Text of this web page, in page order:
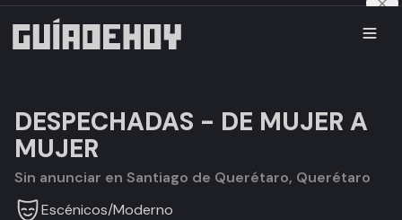
DESPECHADAS - DE MUJER A
MUJER
Sin anunciar en Santiago de Querétaro, Querétaro
Escénicos/Moderno